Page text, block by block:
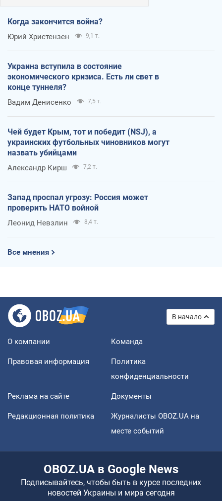
Когда закончится война?
Юрий Христензен 9,1 т.
Украина вступила в состояние
экономического кризиса. Есть ли свет в
конце туннеля?
Вадим Денисенко 7,5 т.
Чей будет Крым, тот и победит (NSJ), а
украинских футбольных чиновников могут
назвать убийцами
Александр Кирш 7,2 т.
Запад проспал угрозу: Россия может
проверить НАТО войной
Леонид Невзлин 8,4 т.
Все мнения
В начало
О компании Команда
Правовая информация
Политика
конфиденциальности
Реклама на сайте Документы
Редакционная политика
Журналисты OBOZ.UA на
месте событий
OBOZ.UA в Google News
Подписывайтесь, чтобы быть в курсе последних
новостей Украины и мира сегодня